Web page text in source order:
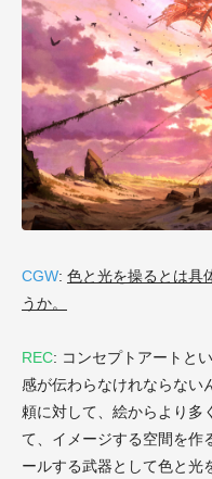
CGW: 色と光を操るとは具
うか。
REC: コンセプトアートと
感が伝わらなけれならない
頼に対して、絵からより多
て、イメージする空間を作
ールする武器として色と光